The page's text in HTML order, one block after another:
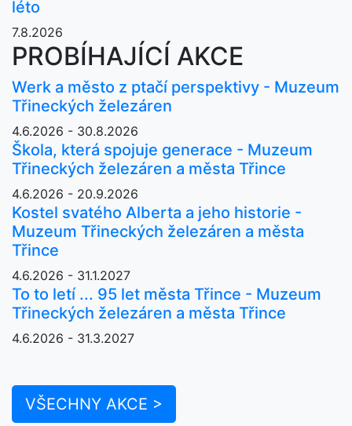
léto
7.8.2026
PROBÍHAJÍCÍ AKCE
Werk a město z ptačí perspektivy - Muzeum
Třineckých železáren
4.6.2026 - 30.8.2026
Škola, která spojuje generace - Muzeum
Třineckých železáren a města Třince
4.6.2026 - 20.9.2026
Kostel svatého Alberta a jeho historie -
Muzeum Třineckých železáren a města
Třince
4.6.2026 - 31.1.2027
To to letí ... 95 let města Třince - Muzeum
Třineckých železáren a města Třince
4.6.2026 - 31.3.2027
VŠECHNY AKCE >